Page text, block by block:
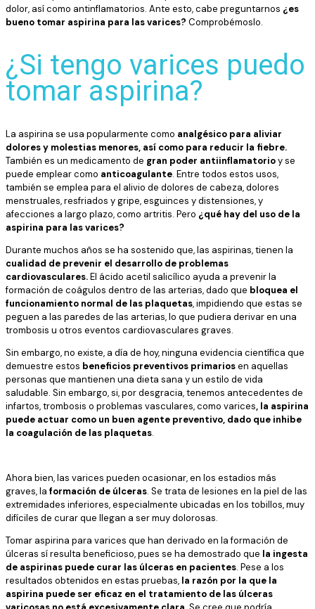
dolor, así como antinflamatorios. Ante esto, cabe preguntarnos ¿es
bueno tomar aspirina para las varices? Comprobémoslo.
¿Si tengo varices puedo
tomar aspirina?
La aspirina se usa popularmente como analgésico para aliviar
dolores y molestias menores, así como para reducir la fiebre.
También es un medicamento de gran poder antiinflamatorioy se
puede emplear como anticoagulante. Entre todos estos usos,
también se emplea para el alivio de dolores de cabeza, dolores
menstruales, resfriados y gripe, esguinces y distensiones, y
afecciones a largo plazo, como artritis. Pero ¿qué hay del uso de la
aspirina para las varices?
Durante muchos años se ha sostenido que, las aspirinas, tienen la
cualidad de prevenir el desarrollo de problemas
cardiovasculares.El ácido acetil salicílico ayuda a prevenir la
formación de coágulos dentro de las arterias, dado que bloquea el
funcionamiento normal de las plaquetas, impidiendo que estas se
peguen a las paredes de las arterias, lo que pudiera derivar en una
trombosis u otros eventos cardiovasculares graves.
Sin embargo, no existe, a día de hoy, ninguna evidencia científica que
demuestre estos beneficios preventivos primariosen aquellas
personas que mantienen una dieta sana y un estilo de vida
saludable. Sin embargo, si, por desgracia, tenemos antecedentes de
infartos, trombosis o problemas vasculares, como varices, la aspirina
puede actuar como un buen agente preventivo, dado que inhibe
la coagulación de las plaquetas.
Ahora bien, las varices pueden ocasionar, en los estadios más
graves, la formación de úlceras. Se trata de lesiones en la piel de las
extremidades inferiores, especialmente ubicadas en los tobillos, muy
difíciles de curar que llegan a ser muy dolorosas.
Tomar aspirina para varices que han derivado en la formación de
úlceras sí resulta beneficioso, pues se ha demostrado que la ingesta
de aspirinas puede curar las úlceras en pacientes. Pese a los
resultados obtenidos en estas pruebas, la razón por la que la
aspirina puede ser eficaz en el tratamiento de las úlceras